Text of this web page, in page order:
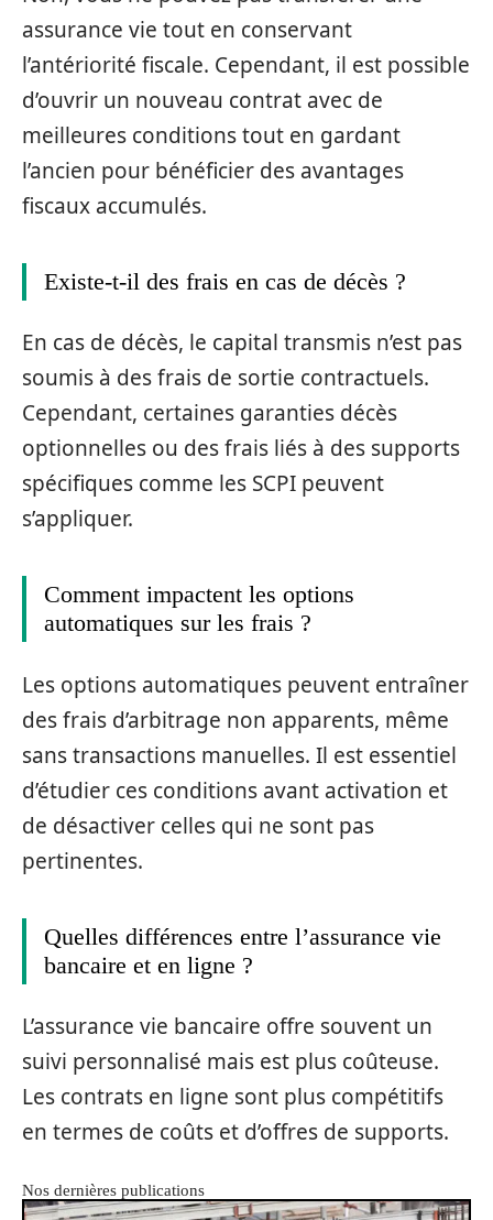
assurance vie tout en conservant
l’antériorité fiscale. Cependant, il est possible
d’ouvrir un nouveau contrat avec de
meilleures conditions tout en gardant
l’ancien pour bénéficier des avantages
fiscaux accumulés.
Existe-t-il des frais en cas de décès ?
En cas de décès, le capital transmis n’est pas
soumis à des frais de sortie contractuels.
Cependant, certaines garanties décès
optionnelles ou des frais liés à des supports
spécifiques comme les SCPI peuvent
s’appliquer.
Comment impactent les options
automatiques sur les frais ?
Les options automatiques peuvent entraîner
des frais d’arbitrage non apparents, même
sans transactions manuelles. Il est essentiel
d’étudier ces conditions avant activation et
de désactiver celles qui ne sont pas
pertinentes.
Quelles différences entre l’assurance vie
bancaire et en ligne ?
L’assurance vie bancaire offre souvent un
suivi personnalisé mais est plus coûteuse.
Les contrats en ligne sont plus compétitifs
en termes de coûts et d’offres de supports.
Nos dernières publications